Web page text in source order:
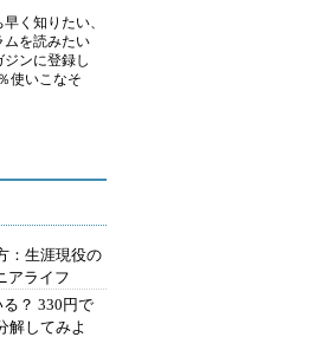
く知りたい、
ムを読みたい
ンに登録し
使いこなそ
：生涯現役の
アライフ
？ 330円で
解してみよ